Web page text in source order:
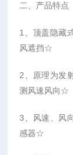
二、产品特点
1、顶盖隐藏
风遮挡☆
2、原理为发
测风速风向☆
3、风速、风
感器☆